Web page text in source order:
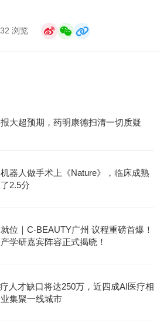
浏览
大超预期，药明康德扫清一切质疑
机器人做手术上《Nature》，临床成熟
2.5分
位｜C-BEAUTY广州 议程重磅首爆！
学研嘉宾阵容正式揭晓！
人才缺口将达250万，近四成AI医疗相
集聚一线城市